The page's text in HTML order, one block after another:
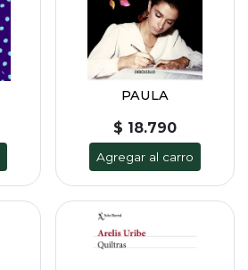
PAULA
$ 18.790
Agregar al carro